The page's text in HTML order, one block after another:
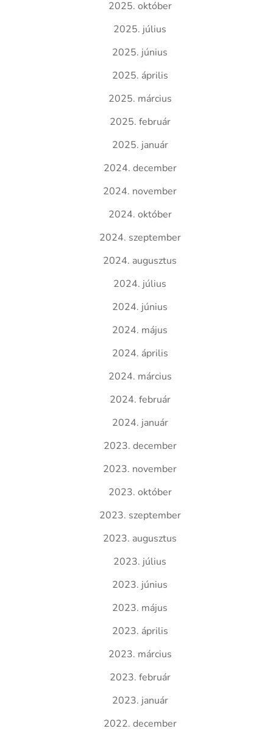
2025. október
2025. július
2025. június
2025. április
2025. március
2025. február
2025. január
2024. december
2024. november
2024. október
2024. szeptember
2024. augusztus
2024. július
2024. június
2024. május
2024. április
2024. március
2024. február
2024. január
2023. december
2023. november
2023. október
2023. szeptember
2023. augusztus
2023. július
2023. június
2023. május
2023. április
2023. március
2023. február
2023. január
2022. december